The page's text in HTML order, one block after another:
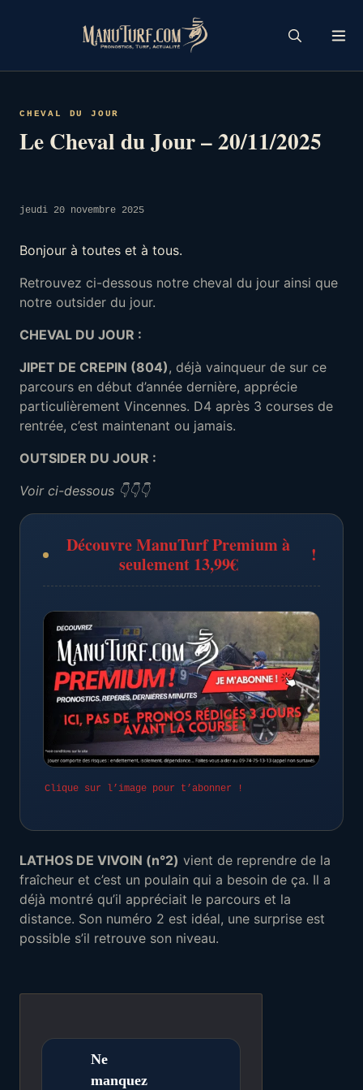
CHEVAL DU JOUR
Le Cheval du Jour – 20/11/2025
jeudi 20 novembre 2025
Bonjour à toutes et à tous.
Retrouvez ci-dessous notre cheval du jour ainsi que
notre outsider du jour.
CHEVAL DU JOUR :
JIPET DE CREPIN (804), déjà vainqueur de sur ce
parcours en début d’année dernière, apprécie
particulièrement Vincennes. D4 après 3 courses de
rentrée, c’est maintenant ou jamais.
OUTSIDER DU JOUR :
Voir ci-dessous 👇👇👇
Découvre ManuTurf Premium à
seulement 13,99€
!
Clique sur l’image pour t’abonner !
LATHOS DE VIVOIN (n°2) vient de reprendre de la
fraîcheur et c’est un poulain qui a besoin de ça. Il a
déjà montré qu’il appréciait le parcours et la
distance. Son numéro 2 est idéal, une surprise est
possible s’il retrouve son niveau.
Ne
manquez